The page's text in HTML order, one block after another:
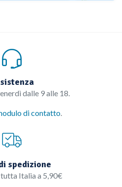
dalle 9 alle 18.
di contatto.
spedizione
Italia a 5,90€